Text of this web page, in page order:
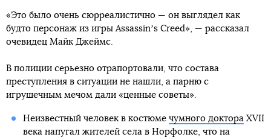
«Это было очень сюрреалистично — он выглядел как
будто персонаж из игры Assassinʼs Creed», — рассказал
очевидец Майк Джеймс.
В полиции серьезно отрапортовали, что состава
преступления в ситуации не нашли, а парню с
игрушечным мечом дали «ценные советы».
Неизвестный человек в костюме чумного доктораXVII
века напугал жителей села в Норфолке, что на